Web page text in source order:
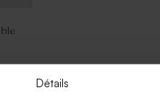
Détails